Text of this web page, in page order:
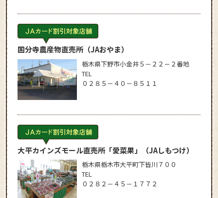
国分寺農産物直売所（JAおやま）
栃木県下野市小金井５－２２－２番地
TEL
０２８５－４０－８５１１
大平カインズモール直売所「愛菜果」 （JAしもつけ）
栃木県栃木市大平町下皆川７００
TEL
０２８２－４５－１７７２